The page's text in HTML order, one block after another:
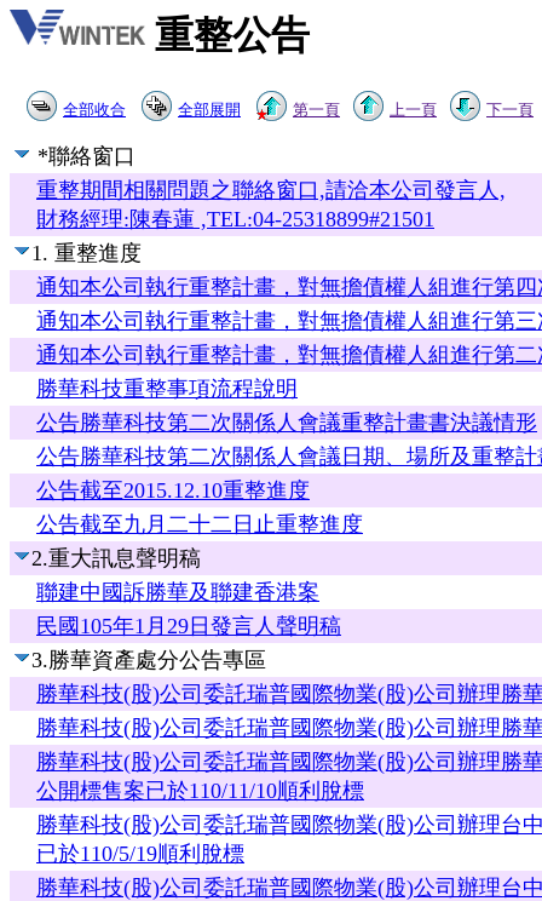
重整公告
全部收合 全部展開 第一頁 上一頁 下一頁
*聯絡窗口
重整期間相關問題之聯絡窗口,請洽本公司發言人,
財務經理:陳春蓮 ,TEL:04-25318899#21501
1. 重整進度
通知本公司執行重整計畫，對無擔債權人組進行第
通知本公司執行重整計畫，對無擔債權人組進行第
通知本公司執行重整計畫，對無擔債權人組進行第
勝華科技重整事項流程說明
公告勝華科技第二次關係人會議重整計畫書決議情形
公告勝華科技第二次關係人會議日期、場所及重整計
公告截至2015.12.10重整進度
公告截至九月二十二日止重整進度
2.重大訊息聲明稿
聯建中國訴勝華及聯建香港案
民國105年1月29日發言人聲明稿
3.勝華資產處分公告專區
勝華科技(股)公司委託瑞普國際物業(股)公司辦理勝
勝華科技(股)公司委託瑞普國際物業(股)公司辦理勝
勝華科技(股)公司委託瑞普國際物業(股)公司辦理勝
公開標售案已於110/11/10順利脫標
勝華科技(股)公司委託瑞普國際物業(股)公司辦理台
已於110/5/19順利脫標
勝華科技(股)公司委託瑞普國際物業(股)公司辦理台